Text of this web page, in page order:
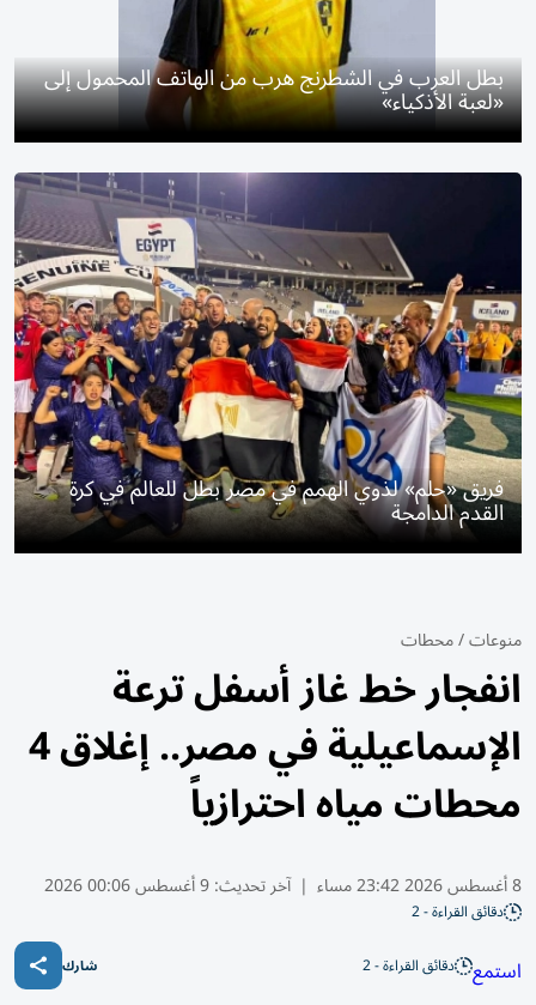
بطل العرب في الشطرنج هرب من الهاتف المحمول إلى
«لعبة الأذكياء»
فريق «حلم» لذوي الهمم في مصر بطل للعالم في كرة
القدم الدامجة
منوعات/محطات
انفجار خط غاز أسفل ترعة
الإسماعيلية في مصر.. إغلاق 4
محطات مياه احترازياً
8 أغسطس 2026 23:42 مساء | آخر تحديث:9 أغسطس 00:06 2026
دقائق القراءة - 2
استمع دقائق القراءة - 2 شارك